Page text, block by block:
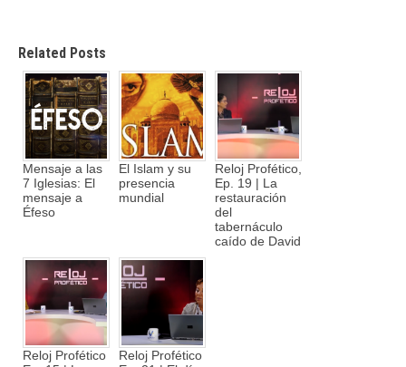
Related Posts
Mensaje a las
7 Iglesias: El
mensaje a
Éfeso
El Islam y su
presencia
mundial
Reloj Profético,
Ep. 19 | La
restauración
del
tabernáculo
caído de David
Reloj Profético
Reloj Profético